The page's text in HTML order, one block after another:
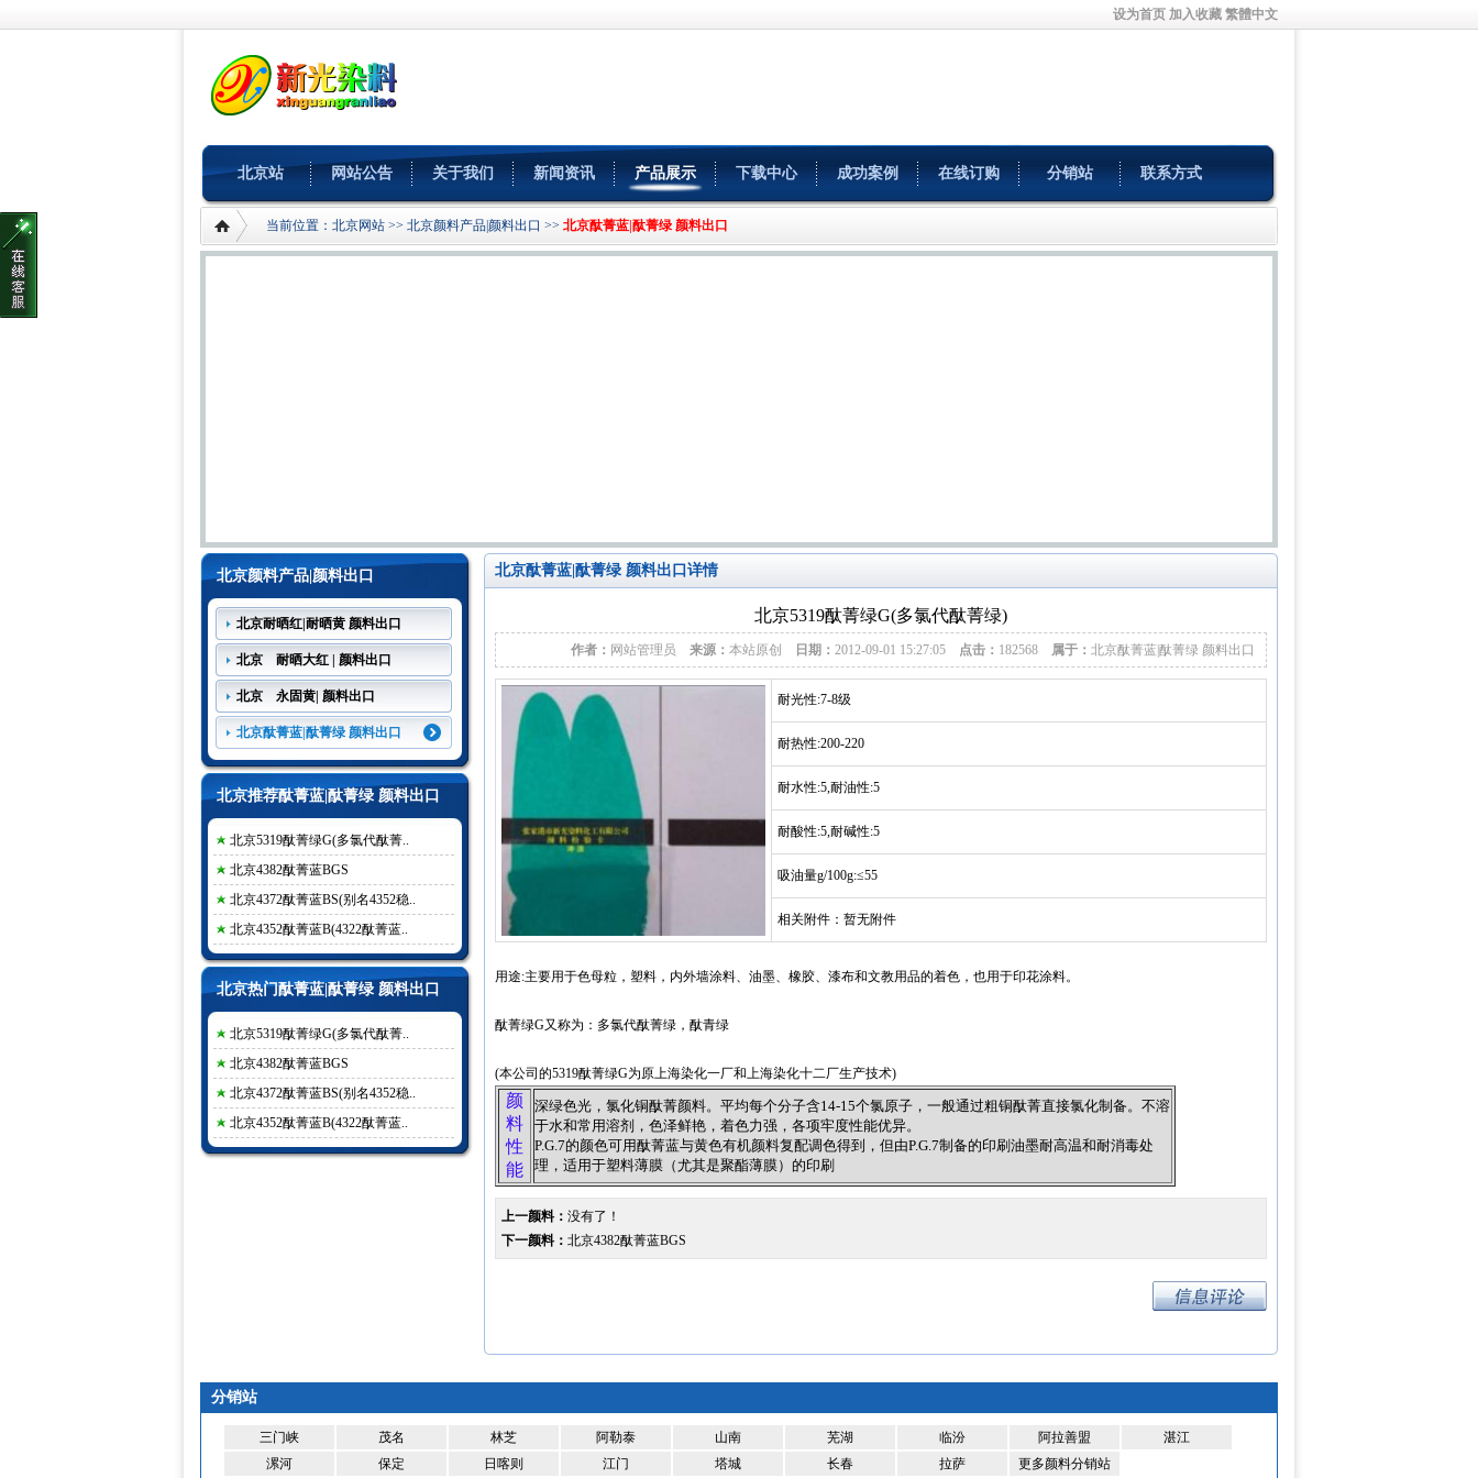
设为首页 加入收藏 繁體中文
北京站 网站公告 关于我们 新闻资讯 产品展示 下载中心 成功案例 在线订购 分销站 联系方式
当前位置： 北京网站 >> 北京颜料产品|颜料出口 >> 北京酞菁蓝|酞菁绿 颜料出口
北京颜料产品|颜料出口
北京耐晒红|耐晒黄 颜料出口
北京 耐晒大红 | 颜料出口
北京 永固黄| 颜料出口
北京酞菁蓝|酞菁绿 颜料出口
北京推荐酞菁蓝|酞菁绿 颜料出口
北京5319酞菁绿G(多氯代酞菁..
北京4382酞菁蓝BGS
北京4372酞菁蓝BS(别名4352稳..
北京4352酞菁蓝B(4322酞菁蓝..
北京热门酞菁蓝|酞菁绿 颜料出口
北京5319酞菁绿G(多氯代酞菁..
北京4382酞菁蓝BGS
北京4372酞菁蓝BS(别名4352稳..
北京4352酞菁蓝B(4322酞菁蓝..
北京酞菁蓝|酞菁绿 颜料出口详情
北京5319酞菁绿G(多氯代酞菁绿)
作者： 网站管理员 来源： 本站原创 日期： 2012-09-01 15:27:05 点击： 182568 属于： 北京酞菁蓝|酞菁绿 颜料出口
耐光性:7-8级
耐热性:200-220
耐水性:5,耐油性:5
耐酸性:5,耐碱性:5
吸油量g/100g:≤55
相关附件：暂无附件
用途:主要用于色母粒，塑料，内外墙涂料、油墨、橡胶、漆布和文教用品的着色，也用于印花涂料。
酞菁绿G又称为：多氯代酞菁绿，酞青绿
(本公司的5319酞菁绿G为原上海染化一厂和上海染化十二厂生产技术)
颜
料
性
能
深绿色光，氯化铜酞菁颜料。平均每个分子含14-15个氯原子，一般通过粗铜酞菁直接氯化制备。不溶
于水和常用溶剂，色泽鲜艳，着色力强，各项牢度性能优异。
P.G.7的颜色可用酞菁蓝与黄色有机颜料复配调色得到，但由P.G.7制备的印刷油墨耐高温和耐消毒处
理，适用于塑料薄膜（尤其是聚酯薄膜）的印刷
上一颜料： 没有了！
下一颜料： 北京4382酞菁蓝BGS
分销站
三门峡 茂名 林芝 阿勒泰 山南 芜湖 临汾 阿拉善盟
湛江
漯河
保定 日喀则 江门 塔城 长春 拉萨 更多颜料分销站